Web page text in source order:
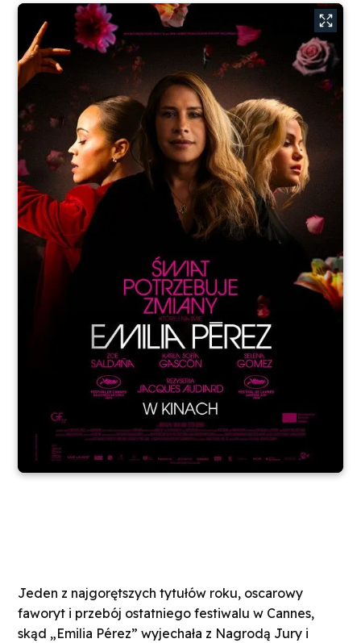
Jeden z najgorętszych tytułów roku, oscarowy
faworyt i przebój ostatniego festiwalu w Cannes,
skąd „Emilia Pérez” wyjechała z Nagrodą Jury i